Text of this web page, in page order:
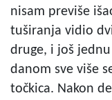
nisam previše
tuširanja vidio
druge, i još
danom sve više
točkica. Nakon